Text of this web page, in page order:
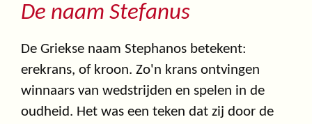
De naam Stefanus
De Griekse naam Stephanos betekent:
erekrans, of kroon. Zo'n krans ontvingen
winnaars van wedstrijden en spelen in de
oudheid. Het was een teken dat zij door de